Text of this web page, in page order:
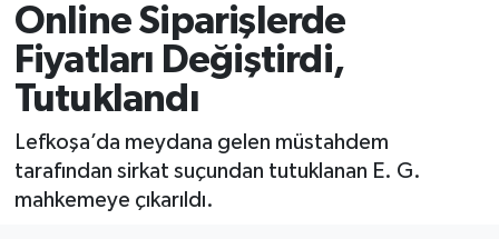
Online Siparişlerde
Fiyatları Değiştirdi,
Tutuklandı
Lefkoşa’da meydana gelen müstahdem
tarafından sirkat suçundan tutuklanan E. G.
mahkemeye çıkarıldı.
SAĞLIK
SPOR
TEKNOLOJİ
TÜRKİYE
Tüm Manşetler
Son Dakika Haberleri
Haber Arşivi